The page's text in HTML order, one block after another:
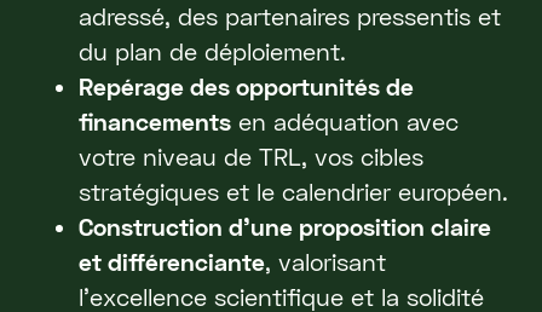
adressé, des partenaires pressentis et
du plan de déploiement.
Repérage des opportunités de
financementsen adéquation avec
votre niveau de TRL, vos cibles
stratégiques et le calendrier européen.
Construction d’une proposition claire
et différenciante, valorisant
l’excellence scientifique et la solidité